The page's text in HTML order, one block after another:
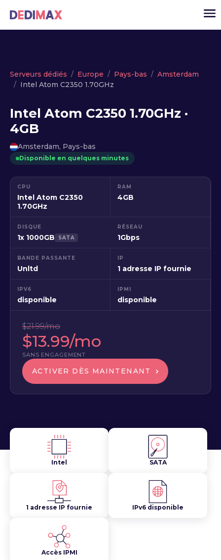
Cloud serveur
Serveurs dédiés
Actualité
Serveurs dédiés Europe Pays-bas
Amsterdam
Intel Atom C2350 1.70GHz
Intel Atom C2350 1.70GHz ·
4GB
Amsterdam, Pays-bas
Disponible en quelques minutes
CPU
Intel Atom C2350
1.70GHz
RAM
4GB
DISQUE
1x 1000GB SATA
RÉSEAU
1Gbps
BANDE PASSANTE
Unltd
IP
1 adresse IP fournie
IPV6
disponible
IPMI
disponible
$21.99/mo
$13.99/mo
SANS ENGAGEMENT
ACTIVER DÈS MAINTENANT
Intel SATA
1 adresse IP fournie IPv6 disponible
Accès IPMI